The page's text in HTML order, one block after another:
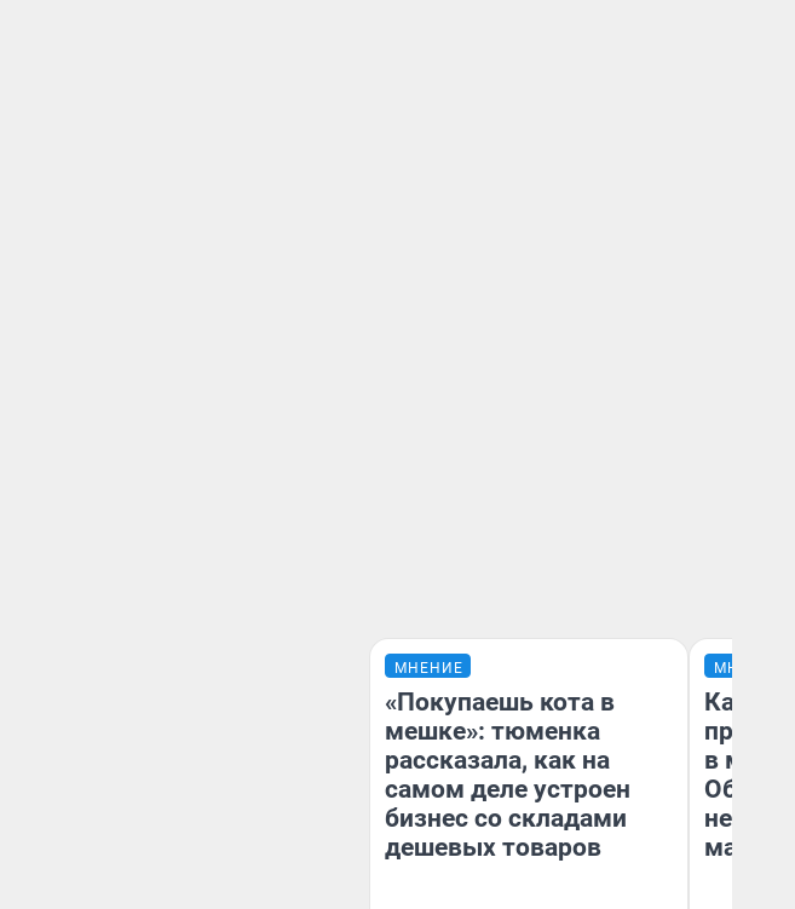
МНЕНИЕ
«Покупаешь кота в
мешке»: тюменка
рассказала, как на
самом деле устроен
бизнес со складами
дешевых товаров
МНЕНИЕ
Какие
в
Обзор